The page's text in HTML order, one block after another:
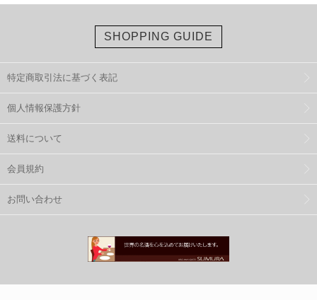
SHOPPING GUIDE
特定商取引法に基づく表記
個人情報保護方針
送料について
会員規約
お問い合わせ